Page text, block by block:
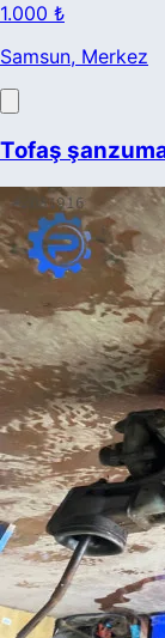
1.000 ₺
Samsun, Merkez
Tofaş